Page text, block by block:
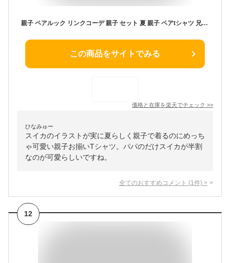
親子 ペアルック リンクコーデ 親子 セット 夏 親子 ペアtシャツ 兄妹 お揃い 赤ちゃん 父 ロンパース 親子コーデ スイカ tシャツ 家族 プレゼント 母 娘 おそろい 親子ペアルック 親子tシャツ 大きいサイズ おもしろ 男女 姉弟 親子ペア パパ ママ プレゼント
この商品をサイトでみる
価格と在庫を楽天でチェック >>
ひなみゅー
スイカのイラストが実に夏らしく親子で着るのにめっち
ゃ可愛い親子お揃いTシャツ。パパのだけスイカが半割
なのが可愛らしいですね。
全てのおすすめコメント (1 件) >
12